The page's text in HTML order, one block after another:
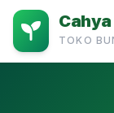
Cahya
TOKO